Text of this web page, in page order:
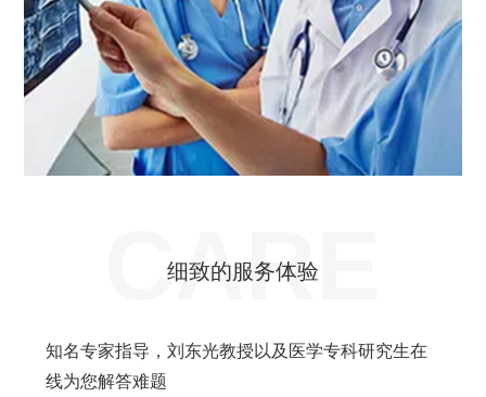
CARE
细致的服务体验
知名专家指导，刘东光教授以及医学专科研究生在
线为您解答难题